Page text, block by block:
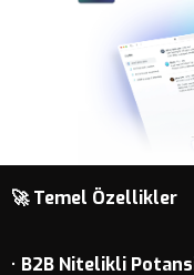
🚀 Temel Özellikler
• B2B Nitelikli